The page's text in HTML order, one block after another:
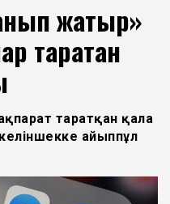
жатыр»
таратқан
таратқан қала
айыппұл